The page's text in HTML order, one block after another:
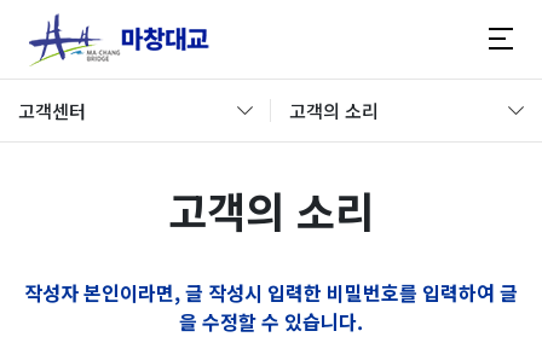
고객센터 고객의 소리
고객의 소리
작성자 본인이라면, 글 작성시 입력한 비밀번호를 입력하여 글
을 수정할 수 있습니다.